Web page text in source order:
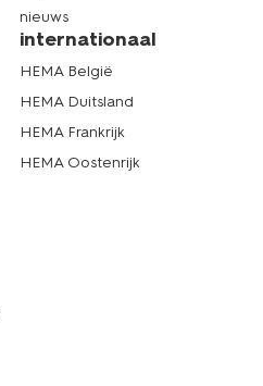
nieuws
internationaal
HEMA België
HEMA Duitsland
HEMA Frankrijk
HEMA Oostenrijk